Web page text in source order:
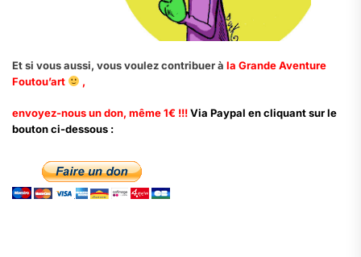
Et si vous aussi, vous voulez contribuer à la Grande Aventure
Foutou’art
,
envoyez-nous un don, même 1€ !!!Via Paypal en cliquant sur le
bouton ci-dessous :